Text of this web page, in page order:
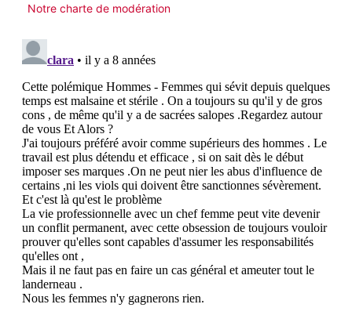
Notre charte de modération